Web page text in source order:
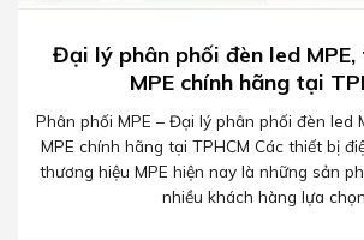
Đại lý phân phối đèn led
MPE chính hãng tại
Phân phối MPE – Đại lý phân phối đèn led
MPE chính hãng tại TPHCM Các thiết bị
thương hiệu MPE hiện nay là những sản
nhiều khách hàng lựa